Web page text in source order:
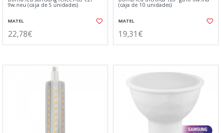
9w.neu (caja de 5 unidades)
MATEL
22,78€
(caja de 10 unidades)
MATEL
19,31€